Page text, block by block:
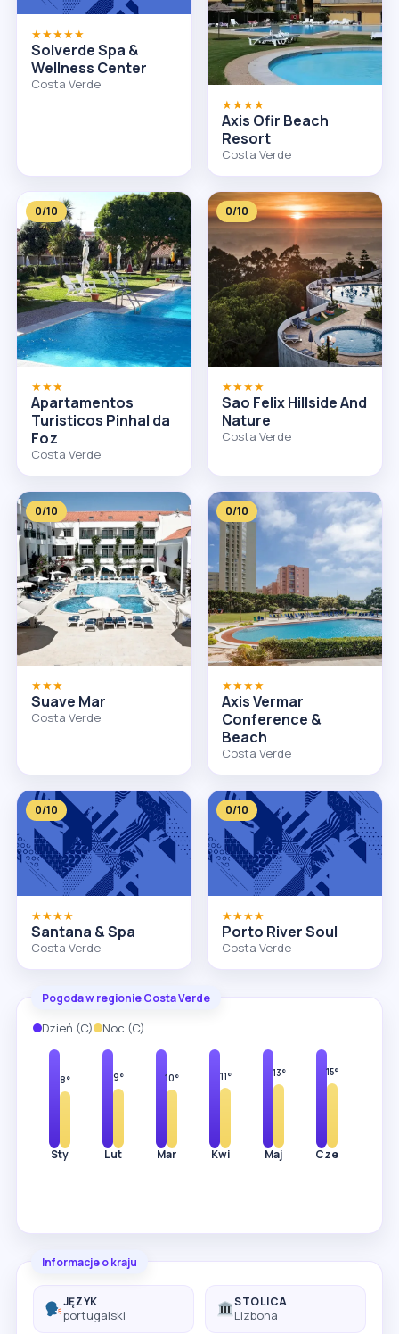
★★★★★
Solverde Spa &
Wellness Center
Costa Verde
★★★★
Axis Ofir Beach
Resort
Costa Verde
0/10
★★★
Apartamentos
Turisticos Pinhal da
Foz
Costa Verde
0/10
★★★★
Sao Felix Hillside And
Nature
Costa Verde
0/10
★★★
Suave Mar
Costa Verde
0/10
★★★★
Axis Vermar
Conference &
Beach
Costa Verde
0/10
★★★★
Santana & Spa
Costa Verde
0/10
★★★★
Porto River Soul
Costa Verde
Pogoda w regionie Costa Verde
Dzień (C) Noc (C)
8°
Sty
9°
Lut
10°
Mar
11°
Kwi
13°
Maj
15°
Cze
Informacje o kraju
JĘZYK
portugalski
STOLICA
Lizbona